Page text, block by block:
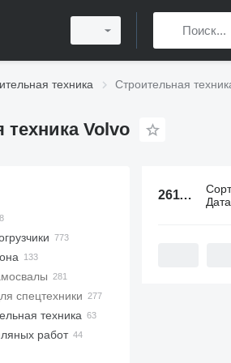
техника Строительная
техника Volvo
длинной стрелой
перевалки
бетонные заводы
спецтехники
техника
работ
2611 объявлений: